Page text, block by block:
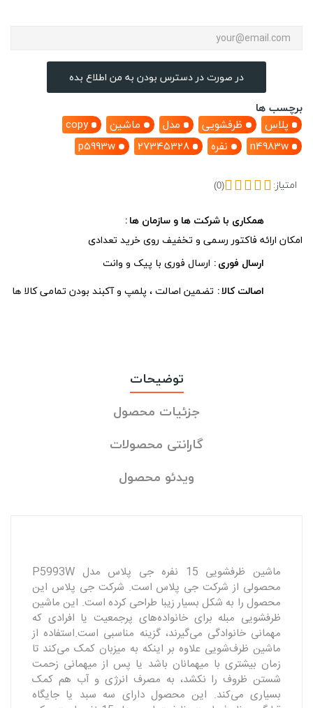
در صورت در دسترس بودن به من اطلاع بده
برچسب ها
پلاس
ظرفشویی مدل ماشین
copy
n4983w
نفره 27345328
p5993w
امتیاز: (0)
همکاری با شرکت ها و سازمان ها
امکان ارائه فاکتور رسمی و تخفیف روی خرید تعدادی
ارسال فوری ارسال فوری با پیک و وانت
اصالت کالا تضمین اصالت ، پلمپ و آکبند بودن تمامی کالا ها
توضیحات
جزئیات محصول
گارانتی محصولات
ویدئو محصول
ماشین ظرفشویی 15 نفره جی پلاس مدل P5993W
محصولی از شرکت جی پلاس است. شرکت جی پلاس این
محصول را به شکل بسیار زیبا طراحی کرده است. این ماشین
ظرفشویی مبله برای خانواده‌های پرجمعیت یا افرادی که
مهمانی خانوادگی می‌گیرند، گزینه مناسبی است.استفاده از
ماشین ظرف‌شویی علاوه بر اینکه به میزبان کمک می‌کند تا
زمان بیشتری با میهمانان باشد یا پس از میهمانی زحمت
شستن ظروف را نکشد، به مصرف انرژی و آب هم کمک
بسیاری می‌کند. این محصول دارای سه سبد یا جایگاه